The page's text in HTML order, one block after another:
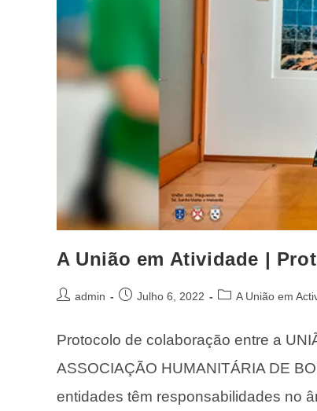
A União em Atividade |
admin Julho 6, 2022 A União em
Protocolo de colaboração entre a
ASSOCIAÇÃO HUMANITÁRIA DE
entidades têm responsabilidades no